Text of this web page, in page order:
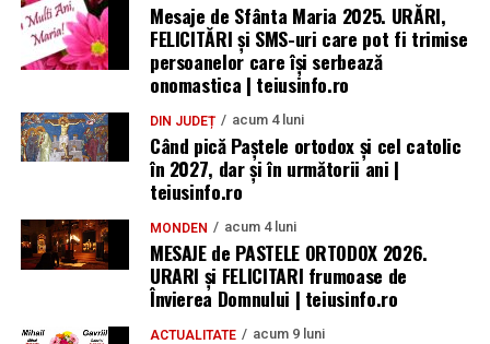
Mesaje de Sfânta Maria 2025. URĂRI,
FELICITĂRI și SMS-uri care pot fi trimise
persoanelor care își serbează
onomastica | teiusinfo.ro
DIN JUDEȚ acum 4 luni
Când pică Paștele ortodox și cel catolic
în 2027, dar și în următorii ani |
teiusinfo.ro
MONDEN acum 4 luni
MESAJE de PASTELE ORTODOX 2026.
URARI și FELICITARI frumoase de
Învierea Domnului | teiusinfo.ro
ACTUALITATE acum 9 luni